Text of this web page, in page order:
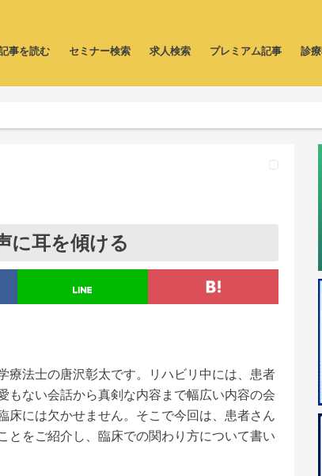
事を読む セミナー検索 求人検索 プレミアム記事 診
に耳を傾ける
療法士の唐沢彰太です。リハビリ中には、患者
もない会話から真剣な内容まで幅広い内容の会
床には欠かせません。そこで今回は、患者さん
とをご紹介し、臨床での関わり方について書い